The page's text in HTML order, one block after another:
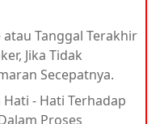
Tanggal Terakhir
Jika Tidak
Secepatnya.
- Hati Terhadap
Proses